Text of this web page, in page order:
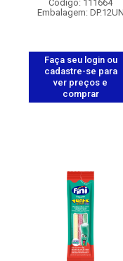
Código: 111664
Embalagem: DP.12UN
Faça seu login ou
cadastre-se para
ver preços e
comprar